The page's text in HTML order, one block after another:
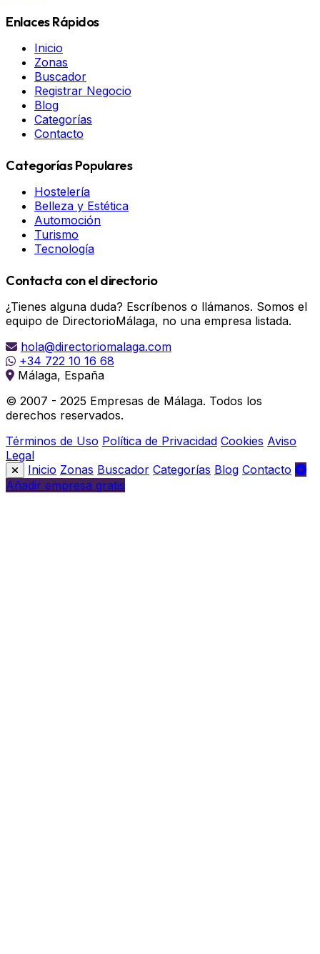
Enlaces Rápidos
Inicio
Zonas
Buscador
Registrar Negocio
Blog
Categorías
Contacto
Categorías Populares
Hostelería
Belleza y Estética
Automoción
Turismo
Tecnología
Contacta con el directorio
¿Tienes alguna duda? Escríbenos o llámanos. Somos el
equipo de DirectorioMálaga, no una empresa listada.
hola@directoriomalaga.com
+34 722 10 16 68
Málaga, España
© 2007 - 2025 Empresas de Málaga. Todos los
derechos reservados.
Términos de Uso Política de Privacidad Cookies Aviso
Legal
Inicio Zonas Buscador Categorías Blog Contacto
Añadir empresa gratis